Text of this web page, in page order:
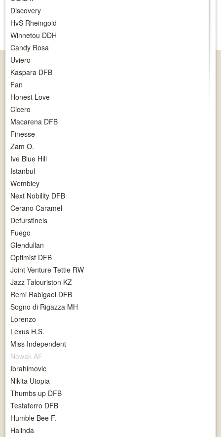
Discovery
HvS Rheingold
Winnetou DDH
Candy Rosa
Uviero
Kaspara DFB
Fan
Honest Love
Cicero
Macarena DFB
Finesse
Zam O.
Ive Blue Hill
Istanbul
Wembley
Next Nobility DFB
Cerano Caramel
Defurstinels
Fuego
Glendullan
Optimist DFB
Joint Venture Tettie RW
Jazz Talouriston KZ
Remi Rabigael DFB
Sogno di Rigazza MH
Lorenzo
Lexus H.S.
Miss Independent
Nowak AF
Ibrahimovic
Nikita Utopia
Thumbs up DFB
Testaferro DFB
Humble Bee F.
Halinda